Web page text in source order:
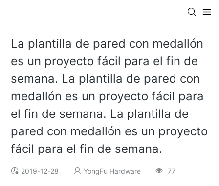
La plantilla de pared con medallón
es un proyecto fácil para el fin de
semana. La plantilla de pared con
medallón es un proyecto fácil para
el fin de semana. La plantilla de
pared con medallón es un proyecto
fácil para el fin de semana.
2019-12-28 YongFu Hardware 77